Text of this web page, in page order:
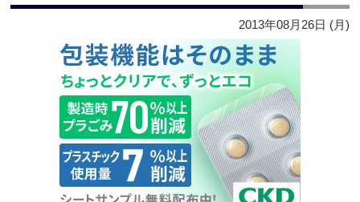
2013年08月26日 (月)